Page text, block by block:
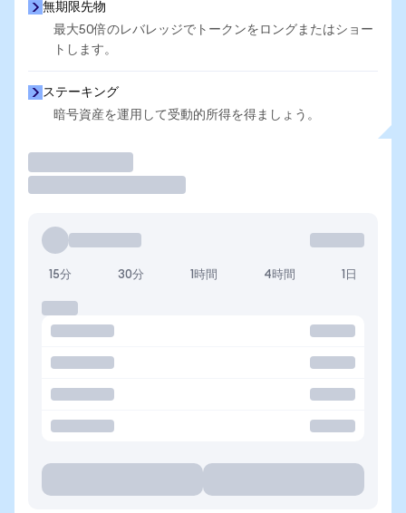
無期限先物
最大50倍のレバレッジでトークンをロングまたはショー
トします。
ステーキング
暗号資産を運用して受動的所得を得ましょう。
15分 30分 1時間 4時間 1日